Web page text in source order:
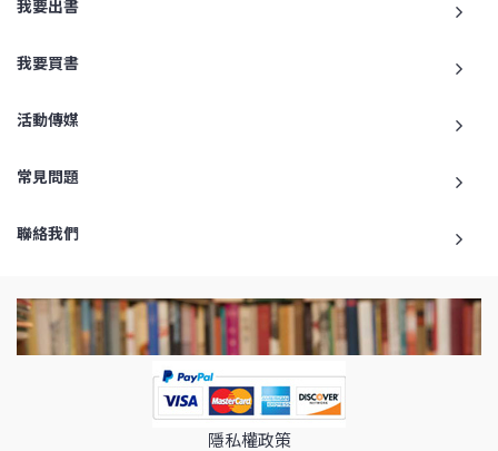
我要出書
我要買書
活動傳媒
常見問題
聯絡我們
隱私權政策